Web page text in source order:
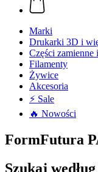
Marki
Drukarki 3D i
Części zamienne
Filamenty
Żywice
Akcesoria
⚡ Sale
🔥 Nowości
FormFutura
Szukaj